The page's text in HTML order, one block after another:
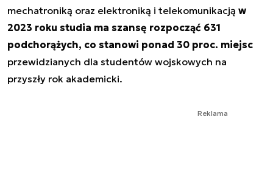
mechatroniką oraz elektroniką i telekomunikacją w
2023 roku studia ma szansę rozpocząć 631
podchorążych, co stanowi ponad 30 proc. miejsc
przewidzianych dla studentów wojskowych na
przyszły rok akademicki.
Reklama